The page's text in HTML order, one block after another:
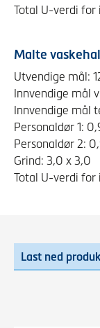
Total U-verdi for
Malte
Utvendige mål:
Innvendige mål
Innvendige mål
Personaldør 1:
Personaldør 2:
Grind: 3,0 x 3,0
Total U-verdi for
Last ned